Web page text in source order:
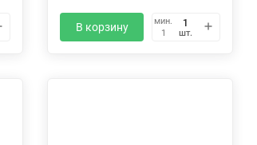
В корзину
мин.
1
шт.